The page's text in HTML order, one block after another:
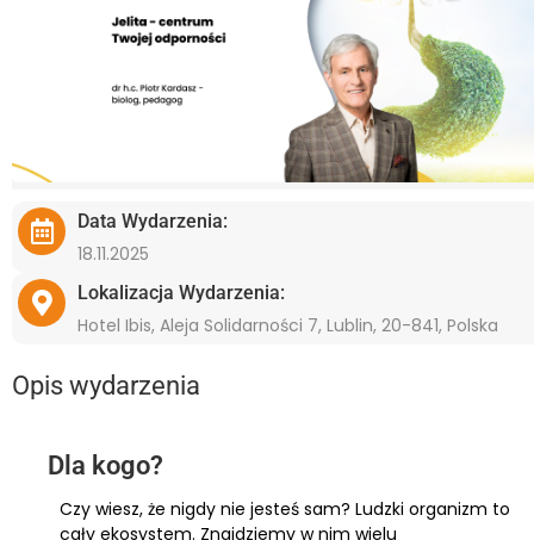
Data Wydarzenia:
18.11.2025
Lokalizacja Wydarzenia:
Hotel Ibis, Aleja Solidarności 7, Lublin, 20-841, Polska
Opis wydarzenia
Dla kogo?
Czy wiesz, że nigdy nie jesteś sam? Ludzki organizm to
cały ekosystem. Znajdziemy w nim wielu